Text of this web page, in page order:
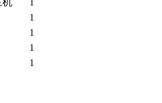
机
1
1
1
1
1